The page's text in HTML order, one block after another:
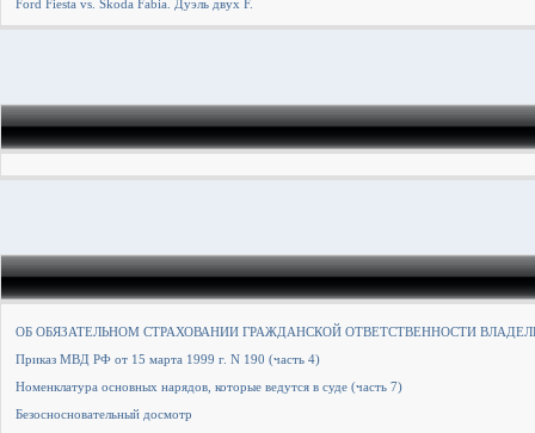
Ford Fiesta vs. Skoda Fabia. Дуэль двух F.
ОБ ОБЯЗАТЕЛЬНОМ СТРАХОВАНИИ ГРАЖДАНСКОЙ ОТВЕТСТВЕННОСТИ
Приказ МВД РФ от 15 марта 1999 г. N 190 (часть 4)
Номенклатура основных нарядов, которые ведутся в суде (часть 7)
Безосносновательный досмотр